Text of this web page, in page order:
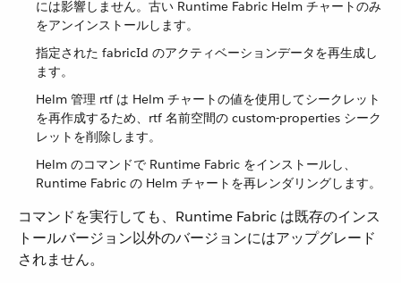
には影響しません。古い Runtime Fabric Helm チャートのみ
をアンインストールします。
指定された fabricId のアクティベーションデータを再生成し
ます。
Helm 管理 rtf は Helm チャートの値を使用してシークレット
を再作成するため、rtf 名前空間の custom-properties シーク
レットを削除します。
Helm のコマンドで Runtime Fabric をインストールし、
Runtime Fabric の Helm チャートを再レンダリングします。
コマンドを実行しても、Runtime Fabric は既存のインス
トールバージョン以外のバージョンにはアップグレード
されません。